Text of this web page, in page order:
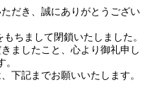
だき、誠にありがとうござい
ちまして閉鎖いたしました。
ましたこと、心より御礼申し
。
下記までお願いいたします。